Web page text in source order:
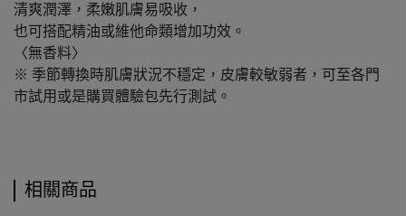
清爽潤澤，柔嫩肌膚易吸收，
也可搭配精油或維他命類增加功效。
〈無香料〉
※ 季節轉換時肌膚狀況不穩定，皮膚較敏弱者，可至各門
市試用或是購買體驗包先行測試。
相關商品